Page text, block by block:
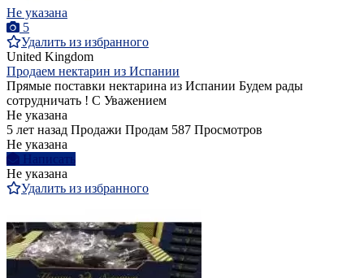
Не указана
5
Удалить из избранного
United Kingdom
Продаем нектарин из Испании
Прямые поставки нектарина из Испании Будем рады
сотрудничать ! С Уважением
Не указана
5 лет назад Продажи Продам 587 Просмотров
Не указана
Написать
Не указана
Удалить из избранного